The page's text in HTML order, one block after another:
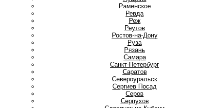
Раменское
Ревда
Реж
Реутов
Ростов-на-Дону
Руза
Рязань
Самара
Санкт-Петербург
Саратов
Североуральск
Сергиев Посад
Серов
Серпухов